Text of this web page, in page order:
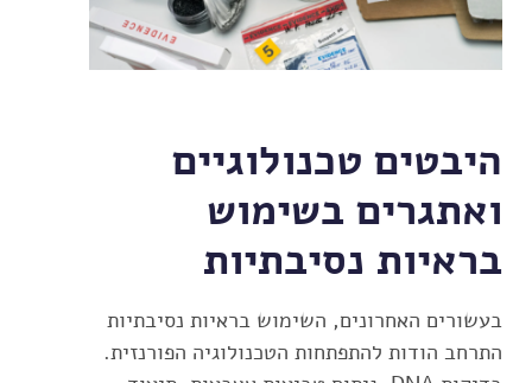
היבטים טכנולוגיים
ואתגרים בשימוש
בראיות נסיבתיות
בעשורים האחרונים, השימוש בראיות נסיבתיות
התרחב הודות להתפתחות הטכנולוגיה הפורנזית.